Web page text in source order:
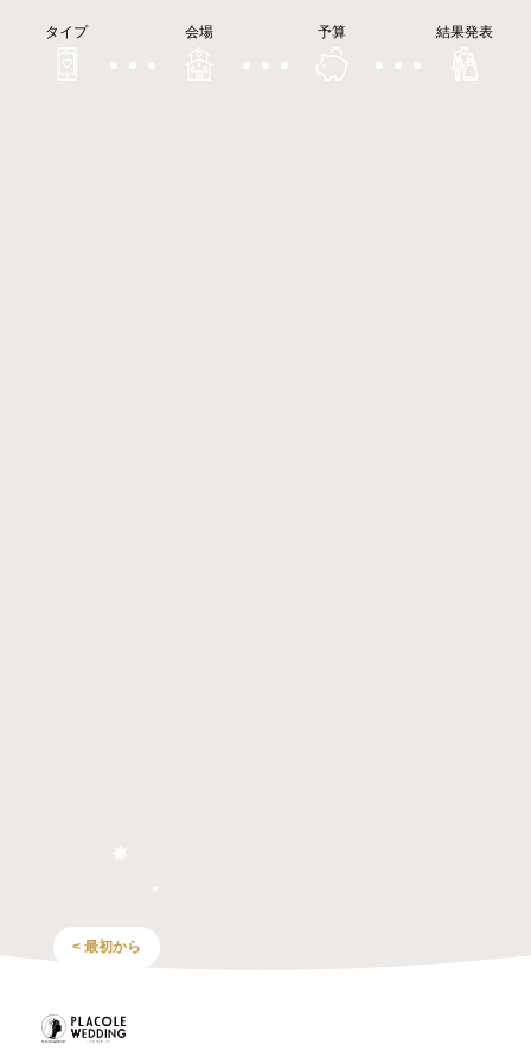
タイプ 会場 予算 結果発表
< 最初から